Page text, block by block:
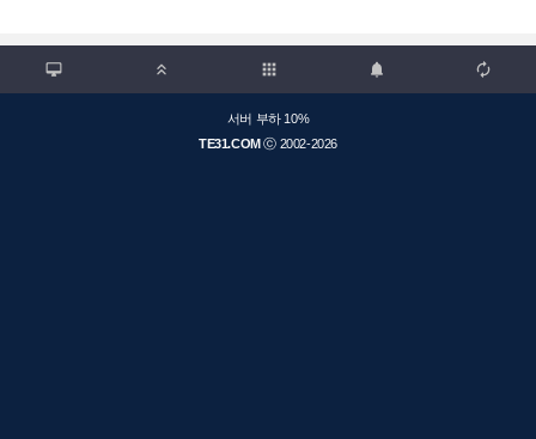
  apps  
서버 부하 10%
TE31.COMⓒ 2002-2026